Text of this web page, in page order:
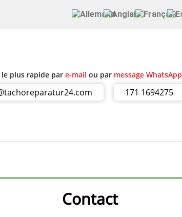
plus rapide par e-mail ou par message WhatsApp
171 1694275
Contact